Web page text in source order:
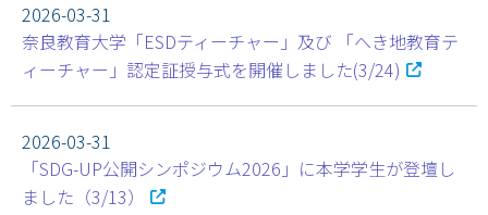
2026-03-31
奈良教育大学「ESDティーチャー」及び 「へき地教育テ
ィーチャー」認定証授与式を開催しました(3/24)
2026-03-31
「SDG-UP公開シンポジウム2026」に本学学生が登壇し
ました（3/13）